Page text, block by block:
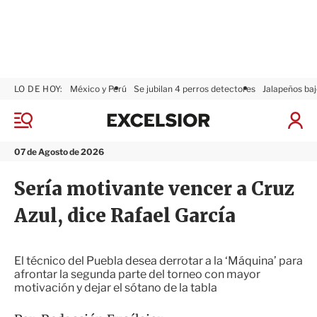
M
n
07 de Agosto de 2026
LO DE HOY: México y Perú Se jubilan 4 perros detectores Jalapeños
I
i
x
i
r
Sería motivante vencer a Cruz
Azul, dice Rafael García
El técnico del Puebla desea derrotar a la ‘Máquina’ para
afrontar la segunda parte del torneo con mayor
motivación y dejar el sótano de la tabla